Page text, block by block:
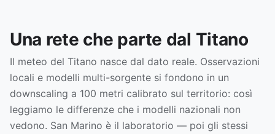
Una rete che parte dal Titano
Il meteo del Titano nasce dal dato reale. Osservazioni
locali e modelli multi-sorgente si fondono in un
downscaling a 100 metri calibrato sul territorio: così
leggiamo le differenze che i modelli nazionali non
vedono. San Marino è il laboratorio — poi gli stessi